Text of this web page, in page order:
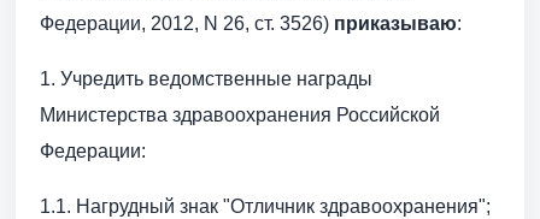
Федерации, 2012, N 26, ст. 3526) приказываю:
1. Учредить ведомственные награды
Министерства здравоохранения Российской
Федерации:
1.1. Нагрудный знак "Отличник здравоохранения";